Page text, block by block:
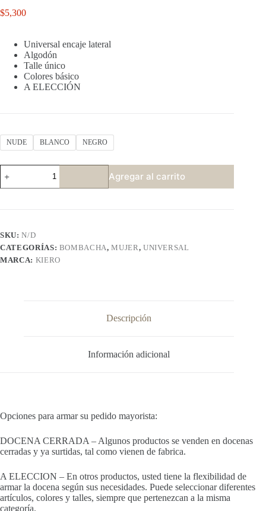
$5,300
Universal encaje lateral
Algodón
Talle único
Colores básico
A ELECCIÓN
NUDE BLANCO NEGRO
KIERO
20225
cantidad
Agregar al carrito
SKU:N/D
CATEGORÍAS: BOMBACHA,MUJER, UNIVERSAL
MARCA: KIERO
Descripción
Información adicional
Opciones para armar su pedido mayorista:
DOCENA CERRADA – Algunos productos se venden en docenas
cerradas y ya surtidas, tal como vienen de fabrica.
A ELECCION – En otros productos, usted tiene la flexibilidad de
armar la docena según sus necesidades. Puede seleccionar diferentes
artículos, colores y talles, siempre que pertenezcan a la misma
categoría.